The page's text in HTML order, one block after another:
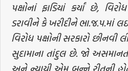
પક્ષોનાં ફાડિયાં કર્યાં છે,
ડરાવીને કે ખરીદીને ભા.જ.પ.માં
વિરોધ પક્ષોની સરકારો છીનવી
સુદામાના તાંદુલ છે. જો